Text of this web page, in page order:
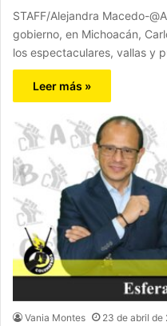
STAFF/Alejandra Macedo-
gobierno, en Michoacán,
los espectaculares, vallas y
Leer más »
Vania Montes 23 de abril de